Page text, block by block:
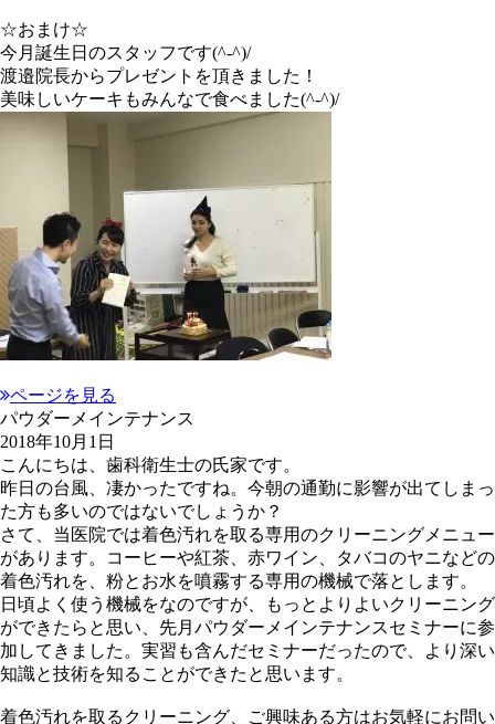
☆おまけ☆
今月誕生日のスタッフです(^-^)/
渡邉院長からプレゼントを頂きました！
美味しいケーキもみんなで食べました(^-^)/
ページを見る
パウダーメインテナンス
2018年10月1日
こんにちは、歯科衛生士の氏家です。
昨日の台風、凄かったですね。今朝の通勤に影響が出てしまっ
た方も多いのではないでしょうか？
さて、当医院では着色汚れを取る専用のクリーニングメニュー
があります。コーヒーや紅茶、赤ワイン、タバコのヤニなどの
着色汚れを、粉とお水を噴霧する専用の機械で落とします。
日頃よく使う機械をなのですが、もっとよりよいクリーニング
ができたらと思い、先月パウダーメインテナンスセミナーに参
加してきました。実習も含んだセミナーだったので、より深い
知識と技術を知ることができたと思います。
着色汚れを取るクリーニング、ご興味ある方はお気軽にお問い